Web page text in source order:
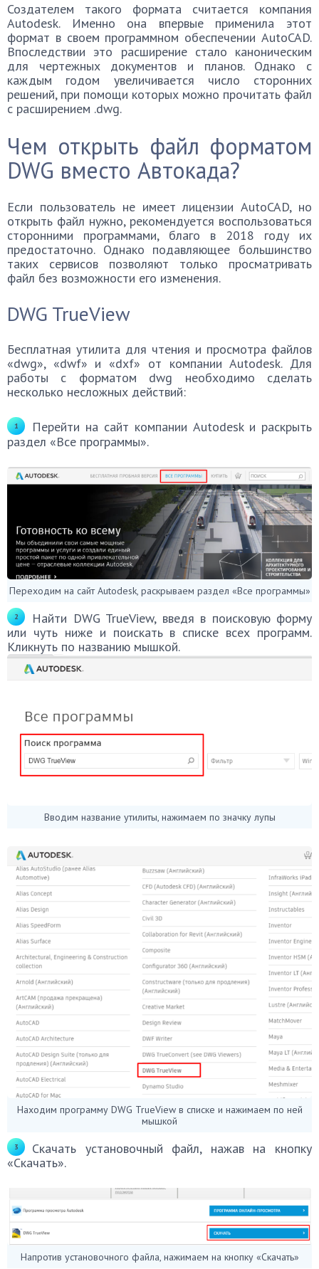
Создателем такого формата считается компания
Autodesk. Именно она впервые применила этот
формат в своем программном обеспечении AutoCAD.
Впоследствии это расширение стало каноническим
для чертежных документов и планов. Однако с
каждым годом увеличивается число сторонних
решений, при помощи которых можно прочитать файл
с расширением .dwg.
Чем открыть файл форматом
DWG вместо Автокада?
Если пользователь не имеет лицензии AutoCAD, но
открыть файл нужно, рекомендуется воспользоваться
сторонними программами, благо в 2018 году их
предостаточно. Однако подавляющее большинство
таких сервисов позволяют только просматривать
файл без возможности его изменения.
DWG TrueView
Бесплатная утилита для чтения и просмотра файлов
«dwg», «dwf» и «dxf» от компании Autodesk. Для
работы с форматом dwg необходимо сделать
несколько несложных действий:
Перейти на сайт компании Autodesk и раскрыть
раздел «Все программы».
Переходим на сайт Autodesk, раскрываем раздел «Все программы»
Найти DWG TrueView, введя в поисковую форму
или чуть ниже и поискать в списке всех программ.
Кликнуть по названию мышкой.
Вводим название утилиты, нажимаем по значку лупы
Находим программу DWG TrueView в списке и нажимаем по ней
мышкой
Скачать установочный файл, нажав на кнопку
«Скачать».
Напротив установочного файла, нажимаем на кнопку «Скачать»